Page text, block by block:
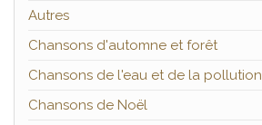
Autres
Chansons d'automne et forêt
Chansons de l'eau et de la pollution
Chansons de Noël